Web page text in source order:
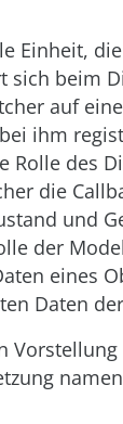
Einheit,
sich beim
auf
ihm
des
die
und
der
eines
Daten